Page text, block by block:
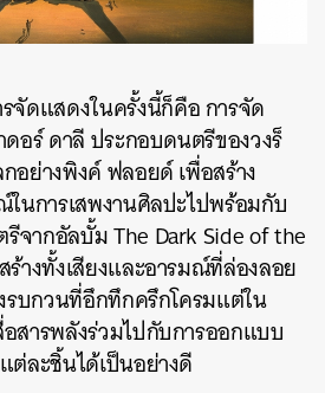
จัดแสดงในครั้งนี้ก็คือ การจัด
อร์ ดาลี ประกอบดนตรีของวงร็
อย่างพิงค์ ฟลอยด์ เพื่อสร้าง
นการเสพงานศิลปะไปพร้อมกับ
รีจากอัลบั้มThe Dark Side of the
สร้างทั้งเสียงและอารมณ์ที่ล่องลอย
รบกวนที่อึกทึกครึกโครมแต่ใน
ารพลังร่วมไปกับการออกแบบ
ต่ละชิ้นได้เป็นอย่างดี